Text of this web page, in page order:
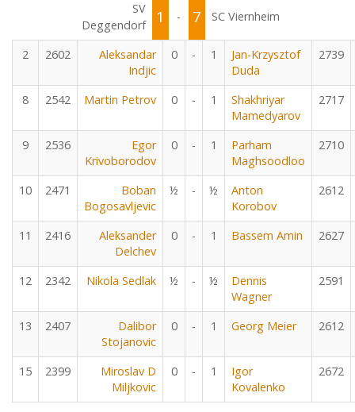
SV
Deggendorf
1 - 7 SC Viernheim
2 2602
Aleksandar
Indjic
0 - 1
Jan-Krzysztof
Duda
2739
8 2542 Martin Petrov 0 - 1
Shakhriyar
Mamedyarov
2717
9 2536
Egor
Krivoborodov
0 - 1
Parham
Maghsoodloo
2710
10 2471
Boban
Bogosavljevic
½ - ½
Anton
Korobov
2612
11 2416
Aleksander
Delchev
0 - 1 Bassem Amin 2627
12 2342 Nikola Sedlak ½ - ½
Dennis
Wagner
2591
13 2407
Dalibor
Stojanovic
0 - 1 Georg Meier 2612
15 2399
Miroslav D
Miljkovic
0 - 1
Igor
Kovalenko
2672